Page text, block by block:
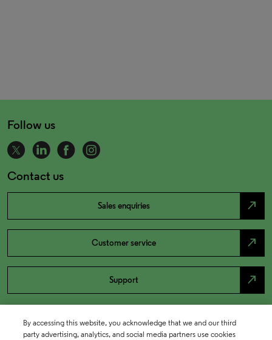
Follow us
Contact us
Sales enquiries north_east
Customer service north_east
Support north_east
By accessing this website, you acknowledge that we and our third
party advertising, analytics, and social media partners use cookies